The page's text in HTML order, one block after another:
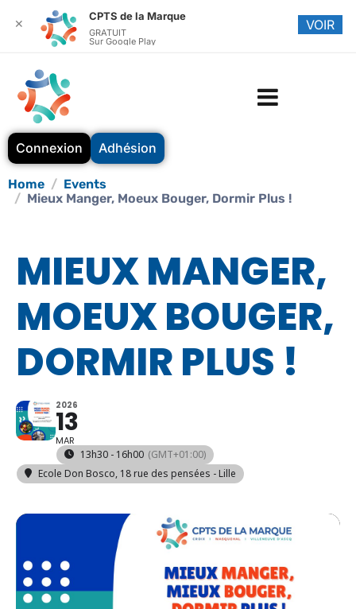
Connexion Adhésion
Home
Events
Mieux Manger, Moeux Bouger, Dormir Plus !
MIEUX MANGER,
MOEUX BOUGER,
DORMIR PLUS !
2026
13
MAR
13h30 - 16h00 (GMT+01:00)
Ecole Don Bosco, 18 rue des pensées - Lille
✕
CPTS de la Marque
GRATUIT
Sur Google Play
VOIR